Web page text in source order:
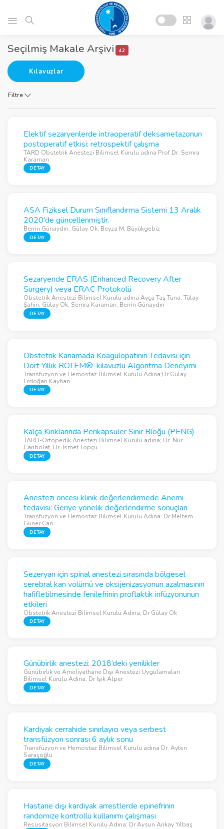
Seçilmiş Makale Arşivi 42
Kılavuzlar
Filtre
Elektif sezaryenlerde intraoperatif deksametazonun
postoperatif etkisi: retrospektif çalışma
TARD Obstetrik Anestezi Bilimsel Kurulu adına Prof.Dr. Semra
Karaman
DETAY
ASA Fiziksel Durum Sınıflandırma Sistemi 13 Aralık
2020'de güncellenmiştir.
Berrin Günaydın, Gülay Ok, Beyza M. Büyükgebiz
DETAY
Sezaryende ERAS (Enhanced Recovery After
Surgery) veya ERAC Protokolü
Obstetrik Anestezi Bilimsel Kurulu adına Ayça Taş Tuna, Tülay
Şahin, Gülay Ok, Semra Karaman, Berrin Günaydın
DETAY
Obstetrik Kanamada Koagülopatinin Tedavisi için
Dört Yıllık ROTEM®-kılavuzlu Algoritma Deneyimi
Transfüzyon ve Hemostaz Bilimsel Kurulu Adına;Dr Gülay
Erdoğan Kayhan
DETAY
Kalça Kırıklarında Perikapsüler Sinir Bloğu (PENG)
TARD-Ortopedik Anestezi Bilimsel Kurulu adına; Dr. Nur
Canbolat, Dr. İsmet Topçu
DETAY
Anestezi öncesi klinik değerlendirmede Anemi
tedavisi: Geriye yönelik değerlendirme sonuçları
Transfüzyon ve Hemostaz Bilimsel Kurulu Adına: Dr Meltem
Güner Can
DETAY
Sezeryan için spinal anestezi sırasında bölgesel
serebral kan volümü ve oksijenizasyonun azalmasının
hafifletilmesinde fenilefrinin proflaktik infüzyonunun
etkileri
Obstetrik Anestezi Bilimsel Kurulu Adına; Dr Gülay Ok
DETAY
Günübirlik anestezi: 2018’deki yenilikler
Günübirlik ve Ameliyathane Dışı Anestezi Uygulamaları
Bilimsel Kurulu Adına; Dr Işık Alper
DETAY
Kardiyak cerrahide sınırlayıcı veya serbest
transfüzyon sonrası 6 aylık sonu
Transfüzyon ve Hemostaz Bilimsel Kurulu adına Dr. Ayten
Saraçoğlu
DETAY
Hastane dışı kardiyak arrestlerde epinefrinin
randomize kontrollü kullanımı çalışması
Resüsitasyon Bilimsel Kurulu Adına; Dr Aysun Ankay Yılbaş